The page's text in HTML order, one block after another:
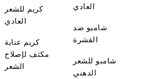
العادي
شامبو ضد
القشرة
شامبو للشعر
الدهني
كريم للشعر
العادي
كريم عناية
مكثف لإصلاح
الشعر